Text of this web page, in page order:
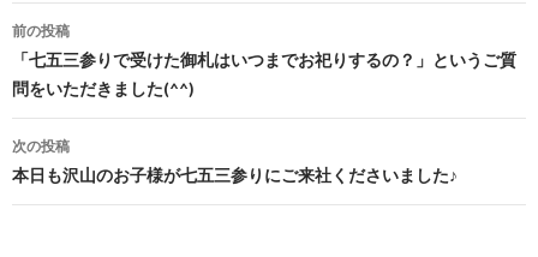
投
稿
ナ
ビ
ゲ
前の投稿
「七五三参りで受けた御札はいつまでお祀りするの？」というご質
問をいただきました(^^)
次の投稿
本日も沢山のお子様が七五三参りにご来社くださいました♪